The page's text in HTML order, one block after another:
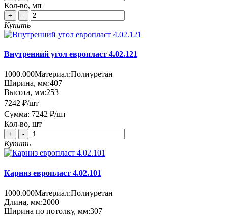
Кол-во, мп
+ -
Купить
Внутренний угол европласт 4.02.121
1000.000Материал:Полиуретан
Ширина, мм:407
Высота, мм:253
7242 ₽/шт
Сумма: 7242 ₽/шт
Кол-во, шт
+ -
Купить
Карниз европласт 4.02.101
1000.000Материал:Полиуретан
Длина, мм:2000
Ширина по потолку, мм:307